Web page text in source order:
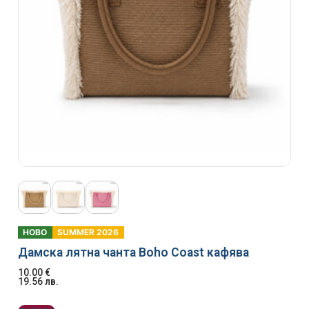
НОВО SUMMER 2026
Дамска лятна чанта Boho Coast кафява
10.00€
19.56лв.